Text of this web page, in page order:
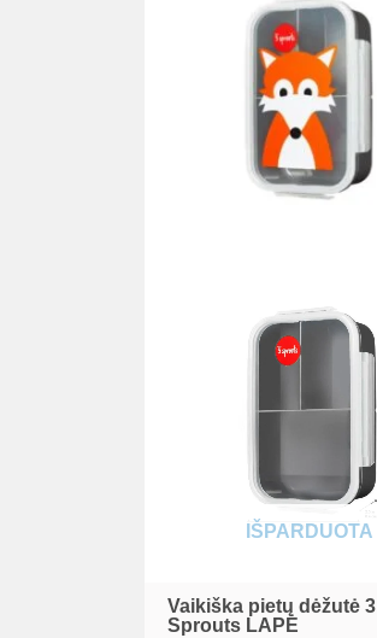
IŠPARDUOTA
Vaikiška pietų dėžutė 3
Sprouts LAPĖ